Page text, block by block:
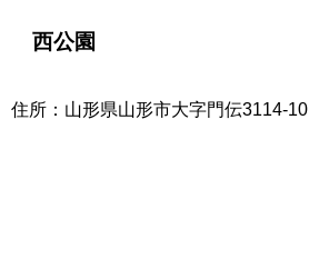
西公園
住所：山形県山形市大字門伝3114‐10